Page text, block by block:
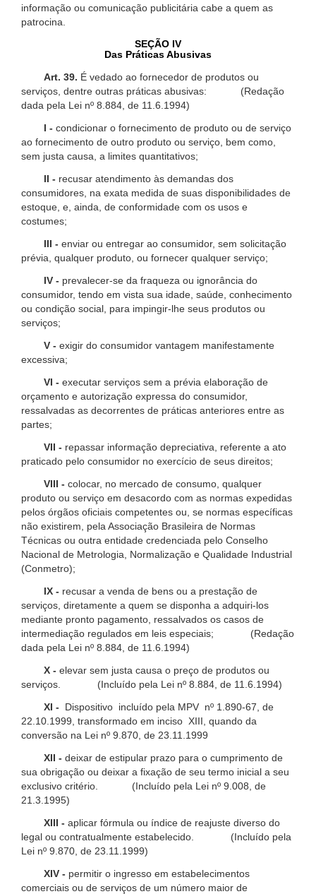
informação ou comunicação publicitária cabe a quem as
patrocina.
SEÇÃO IV
Das Práticas Abusivas
Art. 39. É vedado ao fornecedor de produtos ou
serviços, dentre outras práticas abusivas: (Redação
dada pela Lei nº 8.884, de 11.6.1994)
I - condicionar o fornecimento de produto ou de serviço
ao fornecimento de outro produto ou serviço, bem como,
sem justa causa, a limites quantitativos;
II - recusar atendimento às demandas dos
consumidores, na exata medida de suas disponibilidades de
estoque, e, ainda, de conformidade com os usos e
costumes;
III - enviar ou entregar ao consumidor, sem solicitação
prévia, qualquer produto, ou fornecer qualquer serviço;
IV - prevalecer-se da fraqueza ou ignorância do
consumidor, tendo em vista sua idade, saúde, conhecimento
ou condição social, para impingir-lhe seus produtos ou
serviços;
V - exigir do consumidor vantagem manifestamente
excessiva;
VI - executar serviços sem a prévia elaboração de
orçamento e autorização expressa do consumidor,
ressalvadas as decorrentes de práticas anteriores entre as
partes;
VII - repassar informação depreciativa, referente a ato
praticado pelo consumidor no exercício de seus direitos;
VIII - colocar, no mercado de consumo, qualquer
produto ou serviço em desacordo com as normas expedidas
pelos órgãos oficiais competentes ou, se normas específicas
não existirem, pela Associação Brasileira de Normas
Técnicas ou outra entidade credenciada pelo Conselho
Nacional de Metrologia, Normalização e Qualidade Industrial
(Conmetro);
IX - recusar a venda de bens ou a prestação de
serviços, diretamente a quem se disponha a adquiri-los
mediante pronto pagamento, ressalvados os casos de
intermediação regulados em leis especiais; (Redação
dada pela Lei nº 8.884, de 11.6.1994)
X - elevar sem justa causa o preço de produtos ou
serviços. (Incluído pela Lei nº 8.884, de 11.6.1994)
XI -
Dispositivo incluído pela MPV nº 1.890-67, de
22.10.1999, transformado em inciso XIII, quando da
conversão na Lei nº 9.870, de 23.11.1999
XII - deixar de estipular prazo para o cumprimento de
sua obrigação ou deixar a fixação de seu termo inicial a seu
exclusivo critério. (Incluído pela Lei nº 9.008, de
21.3.1995)
XIII - aplicar fórmula ou índice de reajuste diverso do
legal ou contratualmente estabelecido. (Incluído pela
Lei nº 9.870, de 23.11.1999)
XIV - permitir o ingresso em estabelecimentos
comerciais ou de serviços de um número maior de